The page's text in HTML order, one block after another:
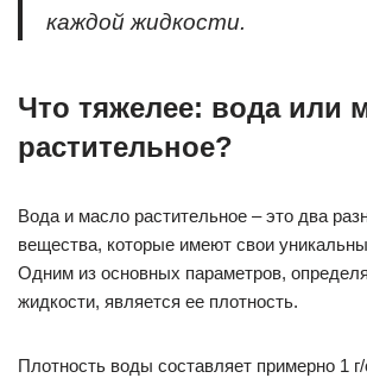
каждой жидкости.
Что тяжелее: вода или
растительное?
Вода и масло растительное – это два
вещества, которые имеют свои
Одним из основных параметров,
жидкости, является ее плотность.
Плотность воды составляет примерно 1